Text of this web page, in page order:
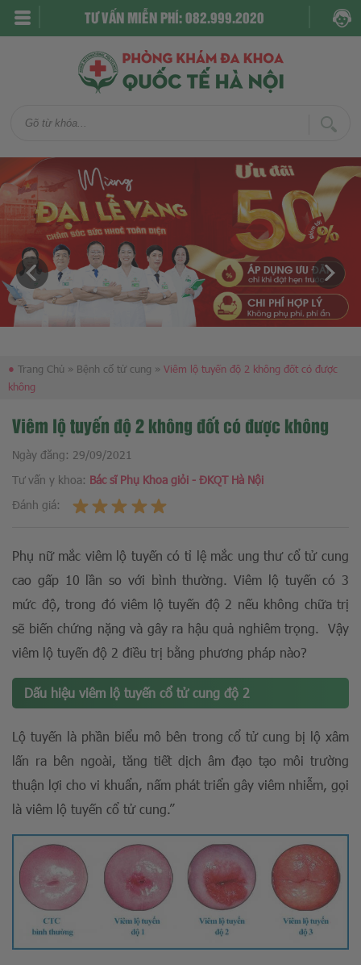
TƯ VẤN MIỄN PHÍ: 082.999.2020
● Trang Chủ » Bệnh cổ tử cung » Viêm lộ tuyến độ 2 không đốt có được
không
Viêm lộ tuyến độ 2 không đốt có được không
Ngày đăng: 29/09/2021
Tư vấn y khoa: Bác sĩ Phụ Khoa giỏi - ĐKQT Hà Nội
Đánh giá:
Phụ nữ mắc viêm lộ tuyến có tỉ lệ mắc ung thư cổ tử cung
cao gấp 10 lần so với bình thường. Viêm lộ tuyến có 3
mức độ, trong đó viêm lộ tuyến độ 2 nếu không chữa trị
sẽ biến chứng nặng và gây ra hậu quả nghiêm trọng. Vậy
viêm lộ tuyến độ 2 điều trị bằng phương pháp nào?
Dấu hiệu viêm lộ tuyến cổ tử cung độ 2
Lộ tuyến là phần biểu mô bên trong cổ tử cung bị lộ xâm
lấn ra bên ngoài, tăng tiết dịch âm đạo tạo môi trường
thuận lợi cho vi khuẩn, nấm phát triển gây viêm nhiễm, gọi
là viêm lộ tuyến cổ tử cung.”